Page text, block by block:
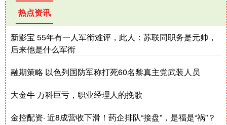
热点资讯
新影宝 55年有一人军衔难评，此人：苏联同职务是元帅，
后来他是什么军衔
融期策略 以色列国防军称打死60名黎真主党武装人员
大金牛 万科巨亏，职业经理人的挽歌
金控配资· 近8成营收下滑！药企排队“接盘”，是福是“祸”？